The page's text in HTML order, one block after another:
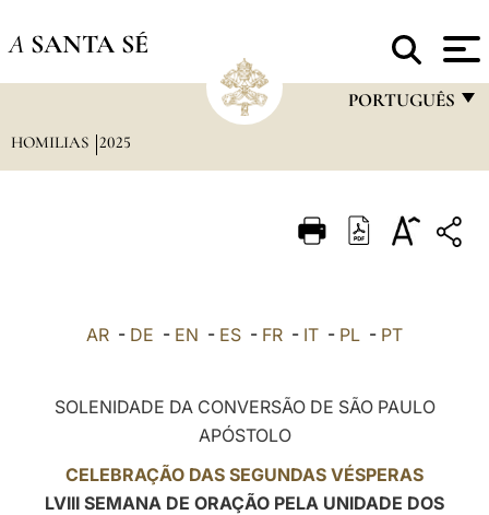
A SANTA SÉ
PORTUGUÊS
ITALIANO
POLSKI
中文
HOMILIAS 2025
AR - DE - EN - ES - FR - IT - PL - PT
SOLENIDADE DA CONVERSÃO DE SÃO PAULO
APÓSTOLO
CELEBRAÇÃO DAS SEGUNDAS VÉSPERAS
LVIII SEMANA DE ORAÇÃO PELA UNIDADE DOS